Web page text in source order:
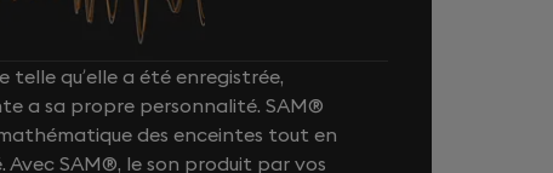
telle qu’elle a été enregistrée,
a sa propre personnalité. SAM®
des enceintes tout en
SAM®, le son produit par vos